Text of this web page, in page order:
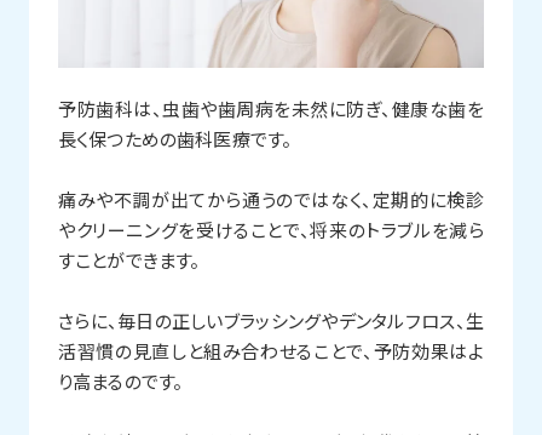
予防歯科は、虫歯や歯周病を未然に防ぎ、健康な歯を
長く保つための歯科医療です。
痛みや不調が出てから通うのではなく、定期的に検診
やクリーニングを受けることで、将来のトラブルを減ら
すことができます。
さらに、毎日の正しいブラッシングやデンタルフロス、生
活習慣の見直しと組み合わせることで、予防効果はよ
り高まるのです。